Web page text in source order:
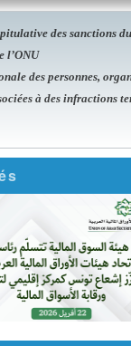
des sanctions
l’ONU
des personnes,
à des infractions